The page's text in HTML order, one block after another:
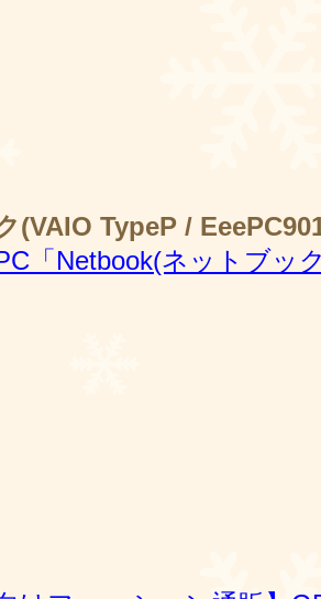
(VAIO TypeP /
「Netbook(ネットブッ